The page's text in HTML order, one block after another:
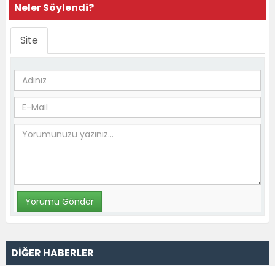
Neler Söylendi?
Site
DİĞER HABERLER